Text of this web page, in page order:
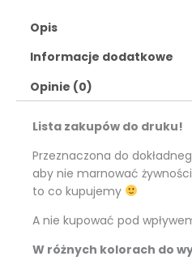
Opis
Informacje dodatkowe
Opinie (0)
Lista zakupów do druku!
Przeznaczona do
aby nie marnować
to co kupujemy
A nie kupować pod
W różnych kolorach do